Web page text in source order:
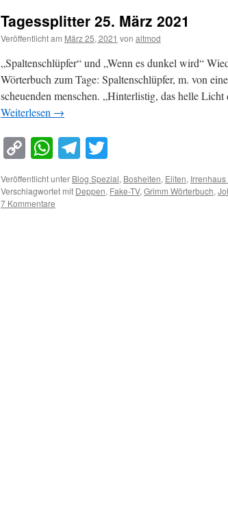
Tagessplitter 25. März 2021
Veröffentlicht am März 25, 2021 von altmod
„Spaltenschlüpfer“ und „Wenn es dunkel wird“
Wörterbuch zum Tage: Spaltenschlüpfer, m. von
scheuenden menschen. „Hinterlistig, das helle
Weiterlesen →
Copy
Link
WhatsApp
Telegram
Veröffentlicht unter Blog Spezial, Bosheiten, Eliten,
Verschlagwortet mit Deppen, Fake-TV,Grimm Wörterbuch,
7 Kommentare